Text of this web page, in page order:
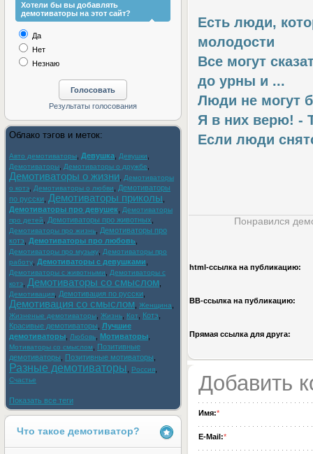
Есть люди,
молодости
Все могут
до урны и ...
Люди не могут
Я в них верю! -
Eсли люди
Понравился
html-cсылка на публикацию:
BB-cсылка на публикацию:
Прямая ссылка для друга:
Добавить
Имя:*
E-Mail:*
Хотели бы вы добавлять
демотиваторы на этот сайт?
Да
Нет
Незнаю
Облако тэгов и меток:
Авто демотиваторы Девушка Девушки
Демотиваторы Демотиваторы о дружбе
Демотиваторы о жизни
Демотиваторы
о котэ
Демотиваторы о любви
Демотиваторы
по русски Демотиваторы приколы
Демотиваторы про девушек
Демотиваторы
про детей
Демотиваторы про животных
Демотиваторы про жизнь
Демотиваторы про
котэ
Демотиваторы про любовь
Демотиваторы про музыку
Демотиваторы про
работу
Демотиваторы с девушками
Демотиваторы с животными
Демотиваторы с
котэ
Демотиваторы со смыслом
Демотивация Демотивация по русски
Демотивация со смыслом Женщина
Жизненые демотиваторы Жизнь Кот Котэ
Красивые демотиваторы Лучшие
демотиваторы
Любовь Мотиваторы
Мотиваторы со смыслом
Позитивные
демотиваторы
Позитивные мотиваторы
Разные демотиваторы Россия
Счастье
Показать все теги
Что такое демотиватор?